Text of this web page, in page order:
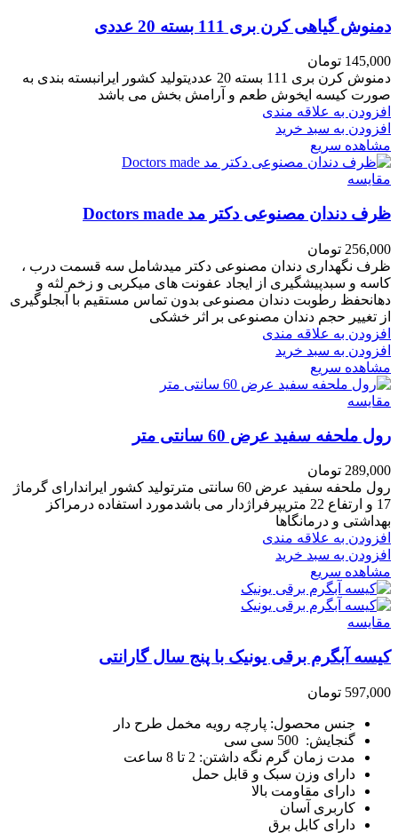
دمنوش گیاهی کرن بری 111 بسته 20 عددی
145,000 تومان
دمنوش کرن بری 111 بسته 20 عددیتولید کشور ایرانبسته بندی به
صورت کیسه ایخوش طعم و آرامش بخش می باشد
افزودن به علاقه مندی
افزودن به سبد خرید
مشاهده سریع
مقایسه
ظرف دندان مصنوعی دکتر مد Doctors made
256,000 تومان
ظرف نگهداری دندان مصنوعی دکتر میدشامل سه قسمت درب ،
کاسه و سبدپیشگیری از ایجاد عفونت های میکربی و زخم لثه و
دهانحفظ رطوبت دندان مصنوعی بدون تماس مستقیم با آبجلوگیری
از تغییر حجم دندان مصنوعی بر اثر خشکی
افزودن به علاقه مندی
افزودن به سبد خرید
مشاهده سریع
مقایسه
رول ملحفه سفید عرض 60 سانتی متر
289,000 تومان
رول ملحفه سفید عرض 60 سانتی مترتولید کشور ایراندارای گرماژ
17 و ارتفاع 22 متریپرفراژدار می باشدمورد استفاده درمراکز
بهداشتی و درمانگاها
افزودن به علاقه مندی
افزودن به سبد خرید
مشاهده سریع
مقایسه
کیسه آبگرم برقی یونیک با پنج سال گارانتی
597,000 تومان
جنس محصول: پارچه رویه مخمل طرح دار
گنجایش: 500 سی سی
مدت زمان گرم نگه داشتن: 2 تا 8 ساعت
دارای وزن سبک و قابل حمل
دارای مقاومت بالا
کاربری آسان
دارای کابل برق